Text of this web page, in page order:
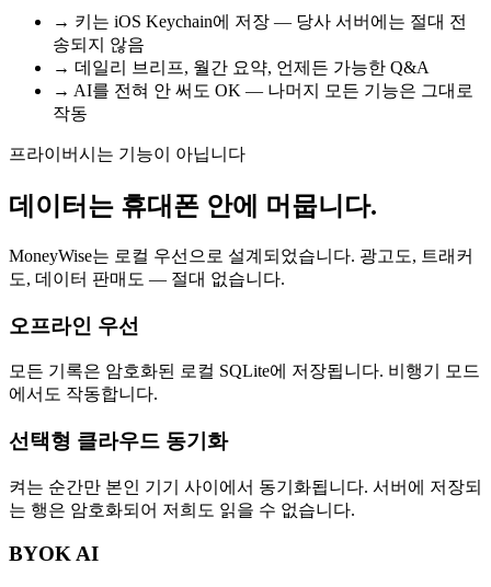
→ 키는 iOS Keychain에 저장 — 당사 서버에는 절대 전
송되지 않음
→ 데일리 브리프, 월간 요약, 언제든 가능한 Q&A
→ AI를 전혀 안 써도 OK — 나머지 모든 기능은 그대로
작동
프라이버시는 기능이 아닙니다
데이터는 휴대폰 안에 머뭅니다.
MoneyWise는 로컬 우선으로 설계되었습니다. 광고도, 트래커
도, 데이터 판매도 — 절대 없습니다.
오프라인 우선
모든 기록은 암호화된 로컬 SQLite에 저장됩니다. 비행기 모드
에서도 작동합니다.
선택형 클라우드 동기화
켜는 순간만 본인 기기 사이에서 동기화됩니다. 서버에 저장되
는 행은 암호화되어 저희도 읽을 수 없습니다.
BYOK AI